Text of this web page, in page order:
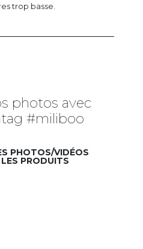
trop basse.
photos avec
#miliboo
PHOTOS/VIDÉOS
PRODUITS